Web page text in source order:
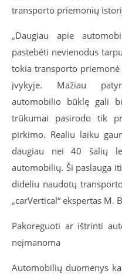
transporto priemonių
„Daugiau apie
pastebėti nevienodus
tokia transporto
įvykyje. Mažiau
automobilio būklę gali
trūkumai pasirodo tik
pirkimo. Realiu laiku
daugiau nei 40 šalių
automobilių. Ši paslauga
dideliu naudotų
„carVertical“ ekspertas M.
Pakoreguoti ar ištrinti
neįmanoma
Automobilių duomenys